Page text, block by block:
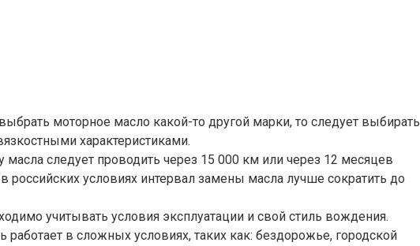
моторное масло какой-то другой марки, то следует выбирать
характеристиками.
следует проводить через 15 000 км или через 12 месяцев
российских условиях интервал замены масла лучше сократить до
учитывать условия эксплуатации и свой стиль вождения.
работает в сложных условиях, таких как: бездорожье, городской